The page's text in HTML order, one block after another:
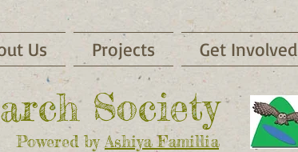
Us Projects Get Involved
Society
Powered by Ashiya Famillia